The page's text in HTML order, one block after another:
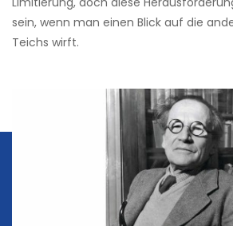
sein, wenn man einen Blick auf die
Teichs wirft.